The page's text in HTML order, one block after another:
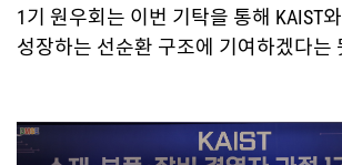
1기 원우회는 이번 기탁을 통해 KAIST
성장하는 선순환 구조에 기여하겠다는